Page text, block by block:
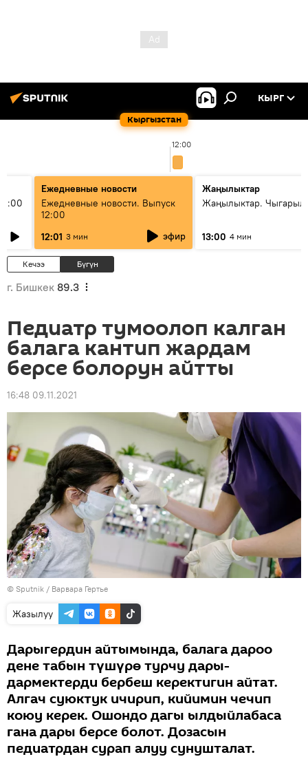
Кыргызстан
КЫРГ
12:00
Ежедневные новости
Ежедневные новости. Выпуск
12:00
12:01 3 мин эфир
Жаңылыктар
Жаңылыктар.
13:00 4 мин
Кечээ Бүгүн
г. Бишкек 89.3
Педиатр тумоолоп калган
балага кантип жардам
берсе болорун айтты
16:48 09.11.2021
© Sputnik / Варвара Гертье
Жазылуу
Дарыгердин айтымында, балага дароо
дене табын түшүрө турчу дары-
дармектерди бербеш керектигин айтат.
Алгач суюктук ичирип, кийимин чечип
коюу керек. Ошондо дагы ылдыйлабаса
гана дары берсе болот. Дозасын
педиатрдан сурап алуу сунушталат.